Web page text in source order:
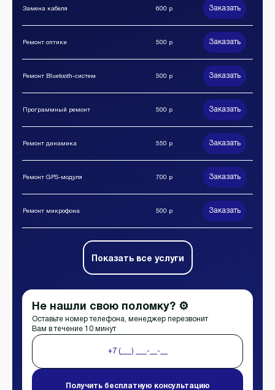
Замена кабеля 600 р Заказать
Ремонт оптики 500 р Заказать
Ремонт Bluetooth-систем 500 р Заказать
Программный ремонт 500 р Заказать
Ремонт динамика 550 р Заказать
Ремонт GPS-модуля 700 р Заказать
Ремонт микрофона 500 р Заказать
Показать все услуги
Не нашли свою поломку? ⚙️
Оставьте номер телефона, менеджер перезвонит
Вам в течение 10 минут
Получить бесплатную консультацию